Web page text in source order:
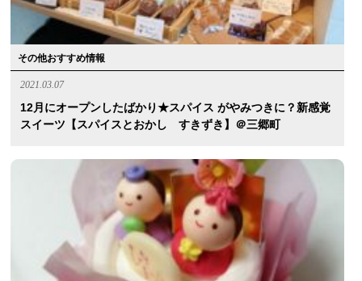
その他おすすめ情報
2021.03.07
12月にオープンしたばかり★スパイス がやみつきに？新感覚
スイーツ【スパイスとおかし すきずき】＠三郷町